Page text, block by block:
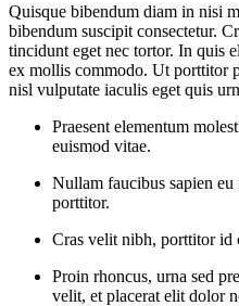
Quisque bibendum diam in nisi
bibendum suscipit consectetur.
tincidunt eget nec tortor. In quis
ex mollis commodo. Ut porttitor
nisl vulputate iaculis eget quis
Praesent elementum
euismod vitae.
Nullam faucibus sapien
porttitor.
Cras velit nibh, porttitor id
Proin rhoncus, urna sed
velit, et placerat elit dolor